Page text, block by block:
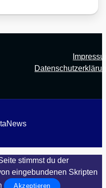
stimmst du der
eingebundenen Skripten
Akzeptieren